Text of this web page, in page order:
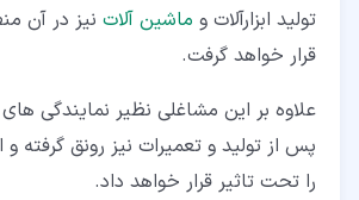
تولید ابزارآلات و ماشین آلات نیز در آن
قرار خواهد گرفت.
علاوه بر این مشاغلی نظیر نمایندگی
پس از تولید و تعمیرات نیز رونق گرفته
را تحت تاثیر قرار خواهد داد.